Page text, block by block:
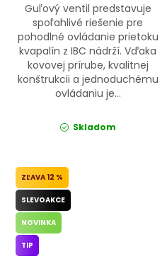
Guľový ventil predstavuje
spoľahlivé riešenie pre
pohodlné ovládanie prietoku
kvapalín z IBC nádrží. Vďaka
kovovej prírube, kvalitnej
konštrukcii a jednoduchému
ovládaniu je...
Skladom
12 %
SLEVOAKCE
NOVINKA
TIP